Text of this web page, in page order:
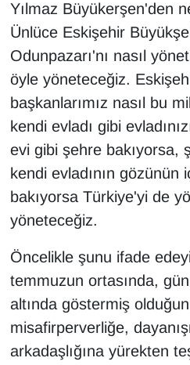
Yılmaz Büyükerşen'den
Ünlüce Eskişehir
Odunpazarı'nı nasıl
öyle yöneteceğiz.
başkanlarımız nasıl bu
kendi evladı gibi
evi gibi şehre bakıyorsa,
kendi evladının gözünün
bakıyorsa Türkiye'yi de
yöneteceğiz.
Öncelikle şunu ifade
temmuzun ortasında,
altında göstermiş
misafirperverliğe,
arkadaşlığına yürekten